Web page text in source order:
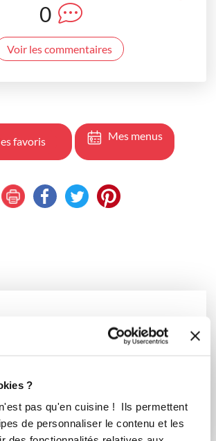
?
pas qu'en cuisine ! Ils permettent
de personnaliser le contenu et les
0
Voir les commentaires
favoris Mes menus
commenter cette recette
S'inscrire